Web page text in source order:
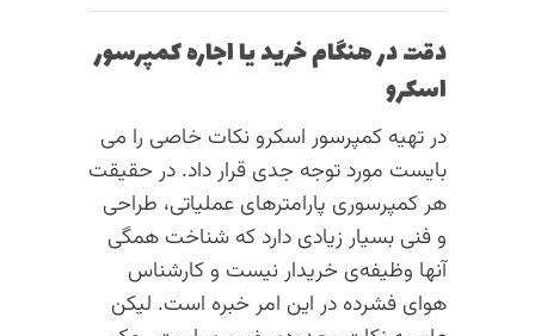
دقت در هنگام خرید یا اجاره کمپرسور
اسکرو
در تهیه کمپرسور اسکرو نکات خاصی را می
بایست مورد توجه جدی قرار داد. در حقیقت
هر کمپرسوری پارامترهای عملیاتی، طراحی
و فنی بسیار زیادی دارد که شناخت همگی
آنها وظیفه‌ی خریدار نیست و کارشناس
هوای فشرده در این امر خبره است. لیکن